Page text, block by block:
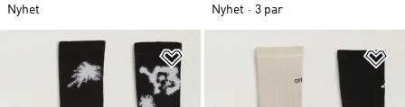
Nyhet
Nyhet
3 par
Lägg till på önskelistan